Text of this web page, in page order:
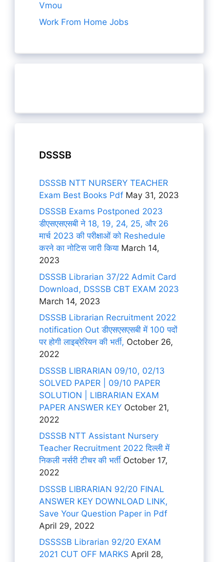
Vmou
Work From Home Jobs
DSSSB
DSSSB NTT NURSERY TEACHER
Exam Best Books Pdf May 31, 2023
DSSSB Exams Postponed 2023
डीएसएसएसबी ने 18, 19, 24, 25, और 26
मार्च 2023 की परीक्षाओं को Reshedule
करने का नोटिस जारी किया March 14,
2023
DSSSB Librarian 37/22 Admit Card
Download, DSSSB CBT EXAM 2023
March 14, 2023
DSSSB Librarian Recruitment 2022
notification Out डीएसएसएसबी में 100 पदों
पर होगी लाइब्रेरियन की भर्ती, October 26,
2022
DSSSB LIBRARIAN 09/10, 02/13
SOLVED PAPER | 09/10 PAPER
SOLUTION | LIBRARIAN EXAM
PAPER ANSWER KEY October 21,
2022
DSSSB NTT Assistant Nursery
Teacher Recruitment 2022 दिल्ली में
निकली नर्सरी टीचर की भर्ती October 17,
2022
DSSSB LIBRARIAN 92/20 FINAL
ANSWER KEY DOWNLOAD LINK,
Save Your Question Paper in Pdf
April 29, 2022
DSSSSB Librarian 92/20 EXAM
2021 CUT OFF MARKS April 28,